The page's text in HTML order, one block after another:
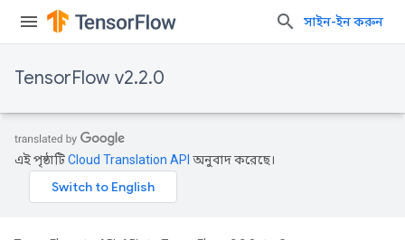
সাইন-ইন করুন
TensorFlow v2.2.0
এই পৃষ্ঠাটিCloud Translation API অনুবাদ করেছে।